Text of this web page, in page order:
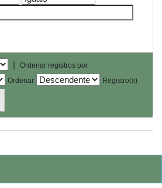
|
Ordenar registros por
Ordenar
Registro(s)